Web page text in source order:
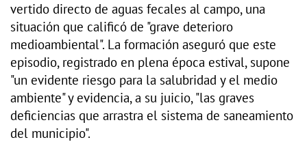
vertido directo de aguas fecales al campo, una
situación que calificó de "grave deterioro
medioambiental". La formación aseguró que este
episodio, registrado en plena época estival, supone
"un evidente riesgo para la salubridad y el medio
ambiente" y evidencia, a su juicio, "las graves
deficiencias que arrastra el sistema de saneamiento
del municipio".